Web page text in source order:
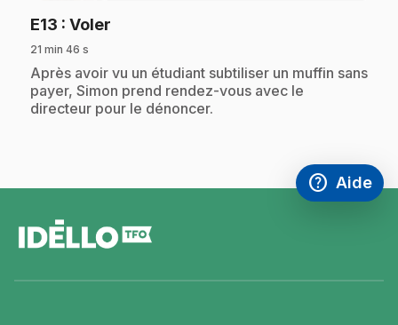
E13 : Voler
21 min 46 s
.Après avoir vu un étudiant subtiliser un muffin sans
payer, Simon prend rendez-vous avec le
directeur pour le dénoncer.
help
Accéder à
Aide
,Ce lien
de
page